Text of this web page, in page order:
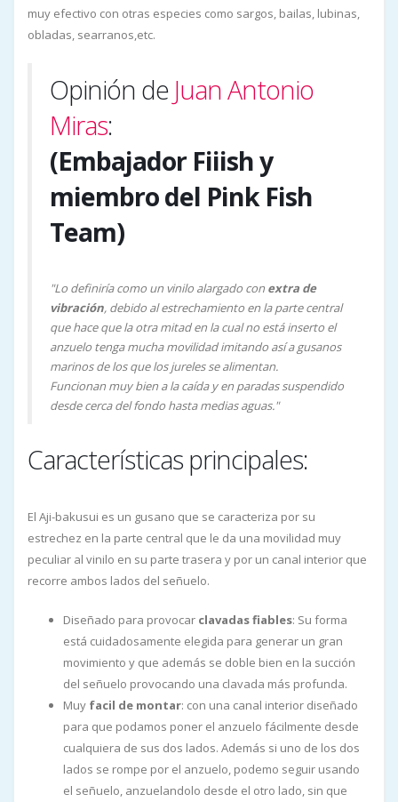
muy efectivo con otras especies como sargos, bailas, lubinas,
obladas, searranos,etc.
Opinión de Juan Antonio
Miras:
(Embajador Fiiish y
miembro del Pink Fish
Team)
"Lo definiría como un vinilo alargado con extra de
vibración, debido al estrechamiento en la parte central
que hace que la otra mitad en la cual no está inserto el
anzuelo tenga mucha movilidad imitando así a gusanos
marinos de los que los jureles se alimentan.
Funcionan muy bien a la caída y en paradas suspendido
desde cerca del fondo hasta medias aguas."
Características principales:
El Aji-bakusui es un gusano que se caracteriza por su
estrechez en la parte central que le da una movilidad muy
peculiar al vinilo en su parte trasera y por un canal interior que
recorre ambos lados del señuelo.
Diseñado para provocar clavadas fiables: Su forma
está cuidadosamente elegida para generar un gran
movimiento y que además se doble bien en la succión
del señuelo provocando una clavada más profunda.
Muy facil de montar: con una canal interior diseñado
para que podamos poner el anzuelo fácilmente desde
cualquiera de sus dos lados. Además si uno de los dos
lados se rompe por el anzuelo, podemo seguir usando
el señuelo, anzuelandolo desde el otro lado, sin que